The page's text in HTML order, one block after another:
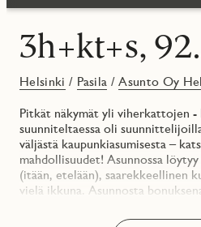
3h+kt+s,
Helsinki / Pasila /Asunto Oy
Pitkät näkymät yli viherkattojen -
suunniteltaessa oli
väljästä kaupunkiasumisesta –
mahdollisuudet! Asunnossa
(itään, etelään), saarekkeellinen
vielä ikkuna. Asunnosta